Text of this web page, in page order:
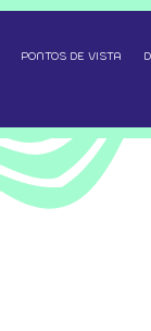
PONTOS DE VISTA